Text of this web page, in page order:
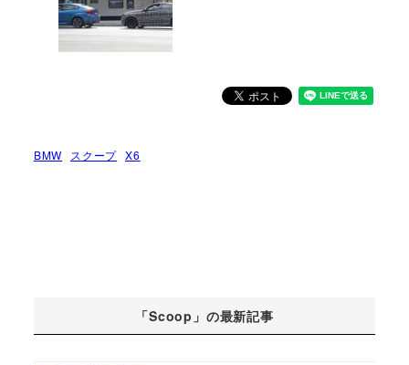
BMW スクープ X6
「Scoop」の最新記事